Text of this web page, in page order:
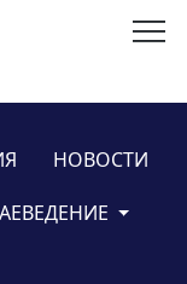
menu
НОВОСТИ